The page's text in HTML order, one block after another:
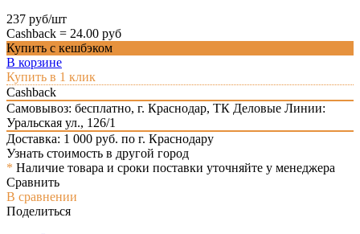
237 руб/шт
Cashback = 24.00 руб
Купить с кешбэком
В корзине
Купить в 1 клик
Cashback
Самовывоз: бесплатно, г. Краснодар, ТК Деловые Линии:
Уральская ул., 126/1
Доставка: 1 000 руб. по г. Краснодару
Узнать стоимость в другой город
* Наличие товара и сроки поставки уточняйте у менеджера
Сравнить
В сравнении
Поделиться